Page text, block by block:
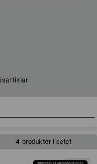
4 produkter i setet